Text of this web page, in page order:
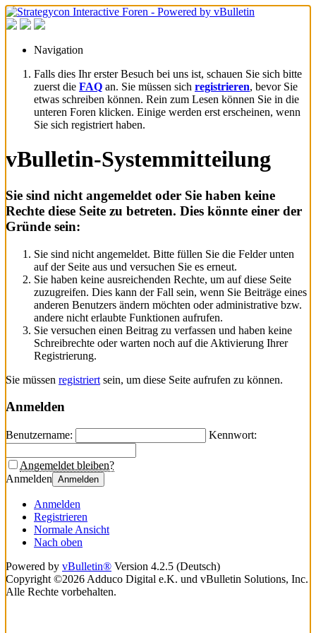
Navigation
Falls dies Ihr erster Besuch bei uns ist, schauen Sie sich bitte
zuerst die FAQ an. Sie müssen sich registrieren, bevor Sie
etwas schreiben können. Rein zum Lesen können Sie in die
unteren Foren klicken. Einige werden erst erscheinen, wenn
Sie sich registriert haben.
vBulletin-Systemmitteilung
Sie sind nicht angemeldet oder Sie haben keine
Rechte diese Seite zu betreten. Dies könnte einer der
Gründe sein:
Sie sind nicht angemeldet. Bitte füllen Sie die Felder unten
auf der Seite aus und versuchen Sie es erneut.
Sie haben keine ausreichenden Rechte, um auf diese Seite
zuzugreifen. Dies kann der Fall sein, wenn Sie Beiträge eines
anderen Benutzers ändern möchten oder administrative bzw.
andere nicht erlaubte Funktionen aufrufen.
Sie versuchen einen Beitrag zu verfassen und haben keine
Schreibrechte oder warten noch auf die Aktivierung Ihrer
Registrierung.
Sie müssen registriert sein, um diese Seite aufrufen zu können.
Anmelden
Benutzername: Kennwort:
Angemeldet bleiben?
Anmelden Anmelden
Anmelden
Registrieren
Normale Ansicht
Nach oben
Powered by vBulletin® Version 4.2.5 (Deutsch)
Copyright ©2026 Adduco Digital e.K. und vBulletin Solutions, Inc.
Alle Rechte vorbehalten.